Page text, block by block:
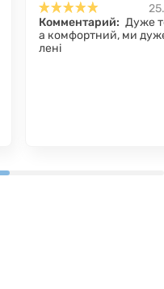
Комментарий: Дуже
а комфортний, ми
лені